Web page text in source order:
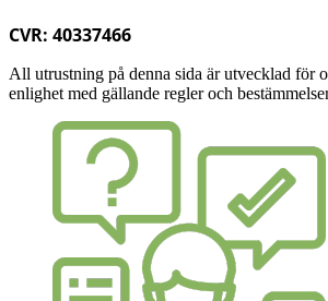
CVR: 40337466
All utrustning på denna sida är utvecklad för
enlighet med gällande regler och